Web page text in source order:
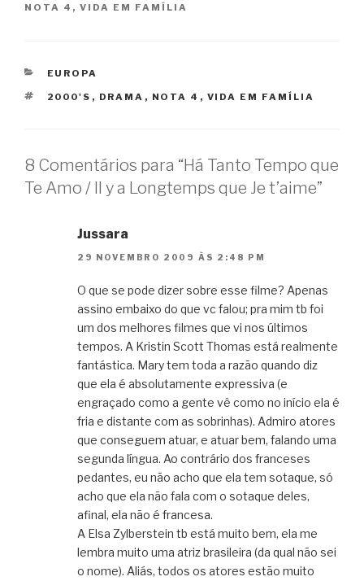
NOTA 4 , VIDA EM FAMÍLIA
CATEGORIAS
EUROPA
TAGS
2000'S , DRAMA , NOTA 4 , VIDA EM FAMÍLIA
8 Comentários para “Há Tanto Tempo que
Te Amo / Il y a Longtemps que Je t’aime”
Jussara
29 NOVEMBRO 2009 ÀS 2:48 PM
O que se pode dizer sobre esse filme? Apenas
assino embaixo do que vc falou; pra mim tb foi
um dos melhores filmes que vi nos últimos
tempos. A Kristin Scott Thomas está realmente
fantástica. Mary tem toda a razão quando diz
que ela é absolutamente expressiva (e
engraçado como a gente vê como no início ela é
fria e distante com as sobrinhas). Admiro atores
que conseguem atuar, e atuar bem, falando uma
segunda língua. Ao contrário dos franceses
pedantes, eu não acho que ela tem sotaque, só
acho que ela não fala com o sotaque deles,
afinal, ela não é francesa.
A Elsa Zylberstein tb está muito bem, ela me
lembra muito uma atriz brasileira (da qual não sei
o nome). Aliás, todos os atores estão muito